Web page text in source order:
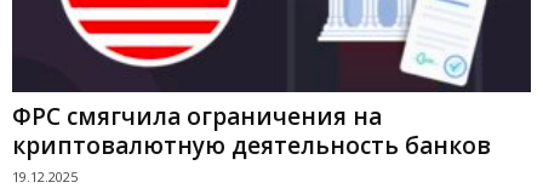
ФРС смягчила ограничения на
криптовалютную деятельность банков
19.12.2025